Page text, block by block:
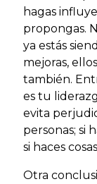
hagas
propongas.
ya estás
mejoras,
también.
es tu
evita
personas; si
si haces
Otra